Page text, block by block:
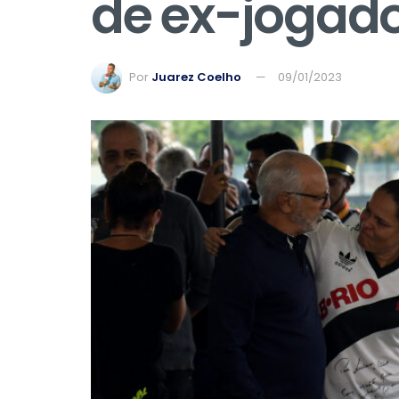
de ex-
Por Juarez Coelho 09/01/2023